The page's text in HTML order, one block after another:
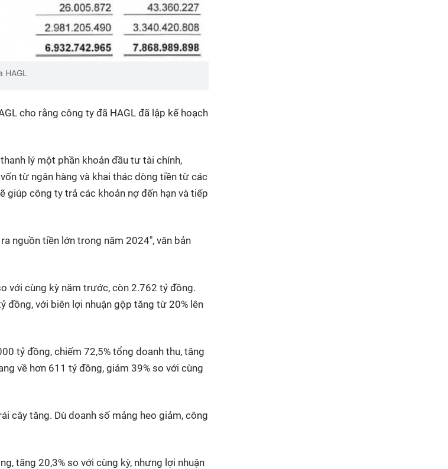
cho rằng công ty đã HAGL đã lập kế hoạch
lý một phần khoản đầu tư tài chính,
từ ngân hàng và khai thác dòng tiền từ các
giúp công ty trả các khoản nợ đến hạn và tiếp
nguồn tiền lớn trong năm 2024", văn bản
với cùng kỳ năm trước, còn 2.762 tỷ đồng.
đồng, với biên lợi nhuận gộp tăng từ 20% lên
tỷ đồng, chiếm 72,5% tổng doanh thu, tăng
về hơn 611 tỷ đồng, giảm 39% so với cùng
cây tăng. Dù doanh số mảng heo giảm, công
tăng 20,3% so với cùng kỳ, nhưng lợi nhuận